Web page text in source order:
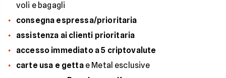
voli e bagagli
consegna espressa/prioritaria
assistenza ai clienti prioritaria
accesso immediato a 5 criptovalute
carte usa e gettae Metal esclusive